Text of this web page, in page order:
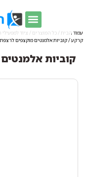
עמוד הבית / כל המוצרים / ציוד למפעילי
קרקע/ קוביות אלמנטים מוקצפים
קוביות